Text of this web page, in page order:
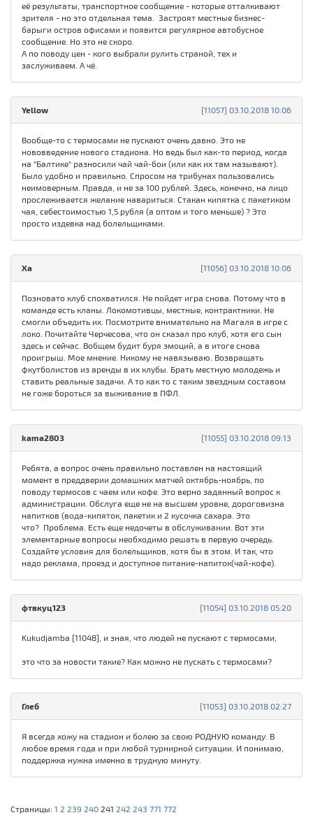
её результаты, транспортное сообщение - которые отталкивают
зрителя - но это отдельная тема. Застроят местные бизнес-
барыги остров офисами и появится регулярное автобусное
сообщение. Но это не скоро.
А по поводу цен - кого выбрали рулить страной, тех и
заслуживаем. А чё.
[11057] 03.10.2018 10:06
Yellow
Вообще-то с термосами не пускают очень давно. Это не
нововведение нового стадиона. Но ведь был как-то период, когда
на "Балтике" разносили чай чай-бои (или как их там называют).
Было удобно и правильно. Спросом на трибунах пользовались
неимоверным. Правда, и не за 100 рублей. Здесь, конечно, на лицо
прослеживается желание навариться. Стакан кипятка с пакетиком
чая, себестоимостью 1,5 рубля (а оптом и того меньше) ? Это
просто издевка над болельщиками.
[11056] 03.10.2018 10:06
Xa
Позновато клуб спохватился. Не пойдет игра снова. Потому что в
команде есть кланы. Локомотивцы, местные, контрактники. Не
смогли объедить их. Посмотрите внимательно на Магаля в игре с
локо. Почитайте Черчесова, что он сказал про клуб, хотя его сын
здесь и сейчас. Вобщем будит буря эмоций, а в итоге снова
проигрыш. Мое мнение. Никому не навязываю. Возвращать
фкутболистов из аренды в их клубы. Брать местную молодежь и
ставить реальные задачи. А то как то с таким звездным составом
не гоже бороться за выживание в ПФЛ.
[11055] 03.10.2018 09:13
kama2803
Ребята, а вопрос очень правильно поставлен на настоящий
момент в преддверии домашних матчей октябрь-ноябрь, по
поводу термосов с чаем или кофе. Это верно заданный вопрос к
администрации. Обслуга еще не на высшем уровне, дороговизна
напитков (вода-кипяток, пакетик и 2 кусочка сахара. Это
что? Проблема. Есть еще недочеты в обслуживании. Вот эти
элементарные вопросы необходимо решать в первую очередь.
Создайте условия для болельщиков, хотя бы в этом. И так, что
надо реклама, проезд и доступное питание-напиток(чай-кофе).
[11054] 03.10.2018 05:20
фтвкуц123
Kukudjamba [11048], и зная, что людей не пускают с термосами,
это что за новости такие? Как можно не пускать с термосами?
[11053] 03.10.2018 02:27
Глеб
Я всегда хожу на стадион и болею за свою РОДНУЮ команду. В
любое время года и при любой турнирной ситуации. И понимаю,
поддержка нужна именно в трудную минуту.
Страницы: 1 2 239 240 241 242 243 771 772